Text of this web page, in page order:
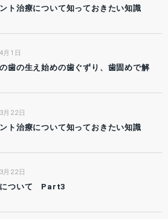
ト治療について知っておきたい知識
月1日
歯の生え始めの歯ぐずり、歯固めで解
月22日
ト治療について知っておきたい知識
月22日
について Part3